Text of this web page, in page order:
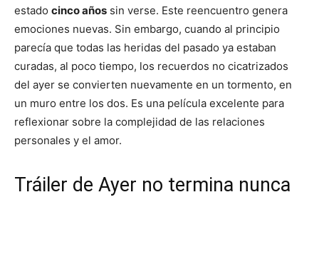
estado cinco años sin verse. Este reencuentro genera
emociones nuevas. Sin embargo, cuando al principio
parecía que todas las heridas del pasado ya estaban
curadas, al poco tiempo, los recuerdos no cicatrizados
del ayer se convierten nuevamente en un tormento, en
un muro entre los dos. Es una película excelente para
reflexionar sobre la complejidad de las relaciones
personales y el amor.
Tráiler de Ayer no termina nunca